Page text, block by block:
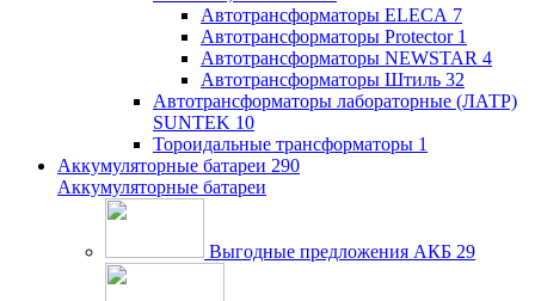
Автотрансформаторы ELECA 7
Автотрансформаторы Protector 1
Автотрансформаторы NEWSTAR 4
Автотрансформаторы Штиль 32
Автотрансформаторы лабораторные (ЛАТР)
SUNTEK 10
Тороидальные трансформаторы 1
Аккумуляторные батареи 290
Аккумуляторные батареи
Выгодные предложения АКБ 29